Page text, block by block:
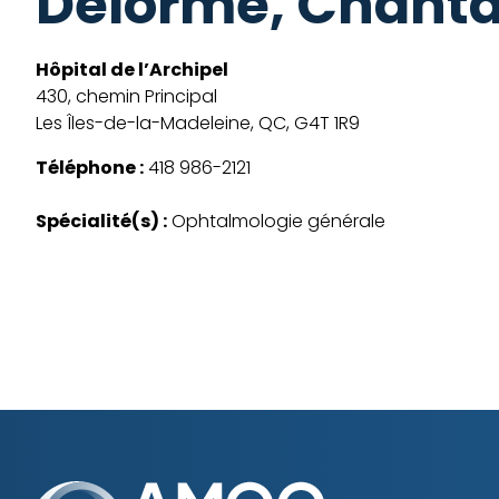
Hôpital de l’Archipel
430, chemin Principal
Les Îles-de-la-Madeleine, QC, G4T 1R9
Téléphone :418 986-2121
Spécialité(s) :Ophtalmologie générale